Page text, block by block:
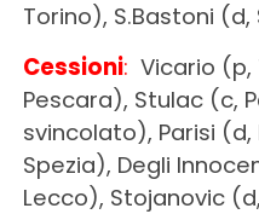
Torino), S.Bastoni (d,
Cessioni: Vicario
Pescara), Stulac (c,
svincolato), Parisi
Spezia), Degli
Lecco), Stojanovic